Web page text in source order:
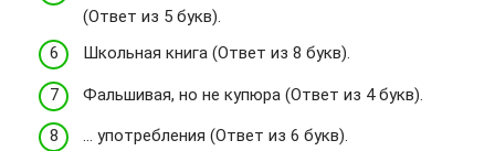
(Ответ из 5 букв).
Школьная книга (Ответ из 8 букв).
Фальшивая, но не купюра (Ответ из 4 букв).
… употребления (Ответ из 6 букв).